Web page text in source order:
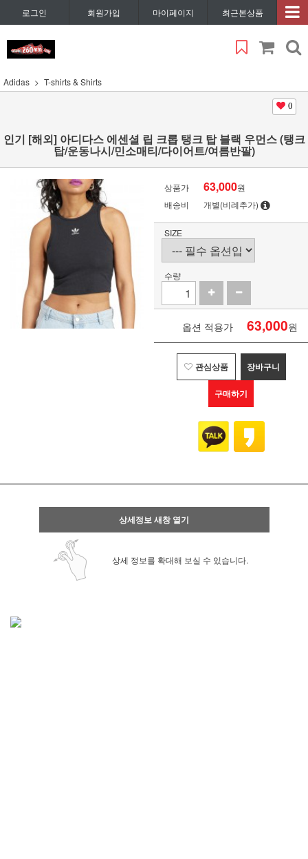
로그인 회원가입 마이페이지 최근본상품
Adidas T-shirts & Shirts
0
인기 [해외] 아디다스 에센셜 립 크롭 탱크 탑 블랙 우먼스 (탱크
탑/운동나시/민소매티/다이어트/여름반팔)
상품가 63,000원
배송비
개별(비례추가)
SIZE
수량
옵션 적용가 63,000원
관심상품 장바구니
구매하기
상세정보 새창 열기
상세 정보를 확대해 보실 수 있습니다.